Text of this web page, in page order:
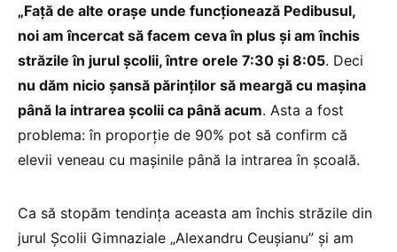
„Față de alte orașe unde funcționează Pedibusul,
noi am încercat să facem ceva în plus și am închis
străzile în jurul școlii, între orele 7:30 și 8:05. Deci
nu dăm nicio șansă părinților să meargă cu mașina
până la intrarea școlii ca până acum. Asta a fost
problema: în proporție de 90% pot să confirm că
elevii veneau cu mașinile până la intrarea în școală.
Ca să stopăm tendința aceasta am închis străzile din
jurul Şcolii Gimnaziale „Alexandru Ceuşianu” și am